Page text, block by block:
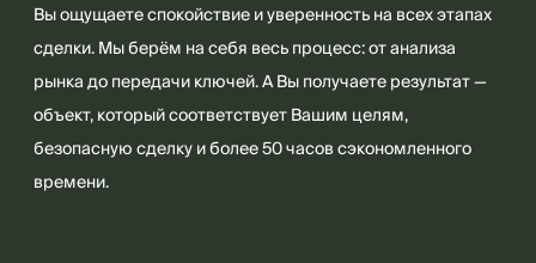
Вы ощущаете спокойствие и уверенность на всех этапах
сделки. Мы берём на себя весь процесс: от анализа
рынка до передачи ключей. А Вы получаете результат —
объект, который соответствует Вашим целям,
безопасную сделку и более 50 часов сэкономленного
времени.